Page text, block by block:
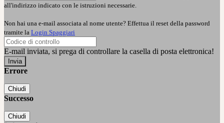
all'indirizzo indicato con le istruzioni necessarie.
Non hai una e-mail associata al nome utente? Effettua il reset della password
tramite la Login Spaggiari
E-mail inviata, si prega di controllare la casella di posta elettronica!
Errore
Chiudi
Successo
Chiudi